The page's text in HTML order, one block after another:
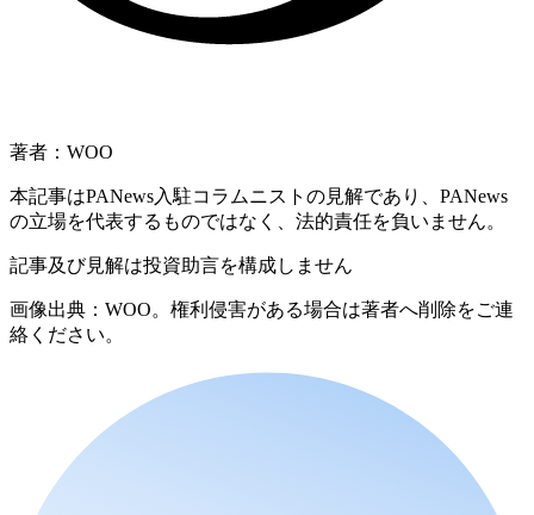
著者：WOO
本記事はPANews入駐コラムニストの見解であり、PANews
の立場を代表するものではなく、法的責任を負いません。
記事及び見解は投資助言を構成しません
画像出典：WOO。権利侵害がある場合は著者へ削除をご連
絡ください。